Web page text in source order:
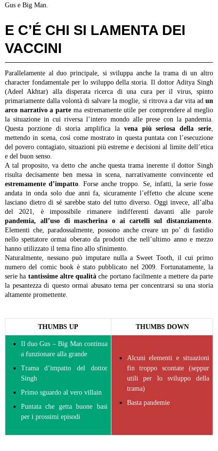
Gus e Big Man.
E C’É CHI SI LAMENTA DEI
VACCINI
Parallelamente al duo principale, si sviluppa anche la trama di un altro
character fondamentale per lo sviluppo della storia. Il dottor Aditya Singh
(Adeel Akhtar) alla disperata ricerca di una cura per il virus, spinto
primariamente dalla volontà di salvare la moglie, si ritrova a dar vita ad un
arco narrativo a parte ma estremamente utile per comprendere al meglio
la situazione in cui riversa l’intero mondo alle prese con la pandemia.
Questa porzione di storia amplifica la vena più seriosa della serie
mettendo in scena, così come mostrato in questa puntata con l’esecuzione
del povero contagiato, situazioni più estreme e decisioni al limite dell’etica
e del buon senso.
A tal proposito, va detto che anche questa trama inerente il dottor Singh
risulta decisamente ben messa in scena, narrativamente convincente ed
estremamente d’impatto . Forse anche troppo. Se, infatti, la serie fosse
andata in onda solo due anni fa, sicuramente l’effetto che alcune scene
lasciano dietro di sé sarebbe stato del tutto diverso. Oggi invece, all’alba
del 2021, è impossibile rimanere indifferenti davanti alle parole
pandemia, all’uso di mascherina o ai cartelli sul distanziamento
Elementi che, paradossalmente, possono anche creare un po’ di fastidio
nello spettatore ormai oberato da prodotti che nell’ultimo anno e mezzo
hanno utilizzato il tema fino allo sfinimento.
Naturalmente, nessuno può imputare nulla a Sweet Tooth, il cui primo
numero del comic book è stato pubblicato nel 2009. Fortunatamente, la
serie ha tantissime altre qualità che portano facilmente a mettere da parte
la pesantezza di questo ormai abusato tema per concentrarsi su una storia
altamente promettente.
THUMBS UP THUMBS DOWN
Il duo Gus – Big Man continua
a funzionare alla grande
Trama d’impatto del dottor
Singh
Primo sguardo al vero villain
Puntata che getta buone basi
per i prossimi episodi
Alcuni elementi e situazioni
fin troppo scontate (seppur
utili per lo sviluppo della
trama)
Basta pandemie